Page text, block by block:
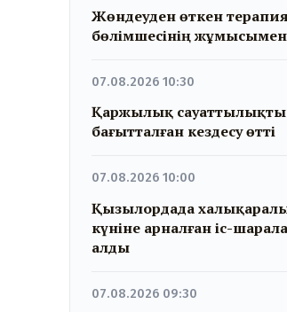
Жөндеуден өткен терапия
бөлімшесінің
07.08.2026 10:30
Қаржылық сауаттылықты
бағытталған кездесу өтті
07.08.2026 10:00
Қызылордада
күніне арналған іс-
алды
07.08.2026 09:30